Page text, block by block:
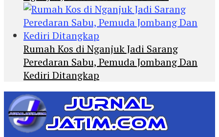
Rumah Kos di Nganjuk Jadi Sarang
Peredaran Sabu, Pemuda Jombang Dan
Kediri Ditangkap